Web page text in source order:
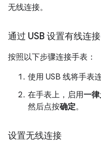
无线连接。
通过 USB 设置有线连接
按照以下步骤连接手表：
使用 USB 线将手表
在手表上，启用一
然后点按确定。
设置无线连接